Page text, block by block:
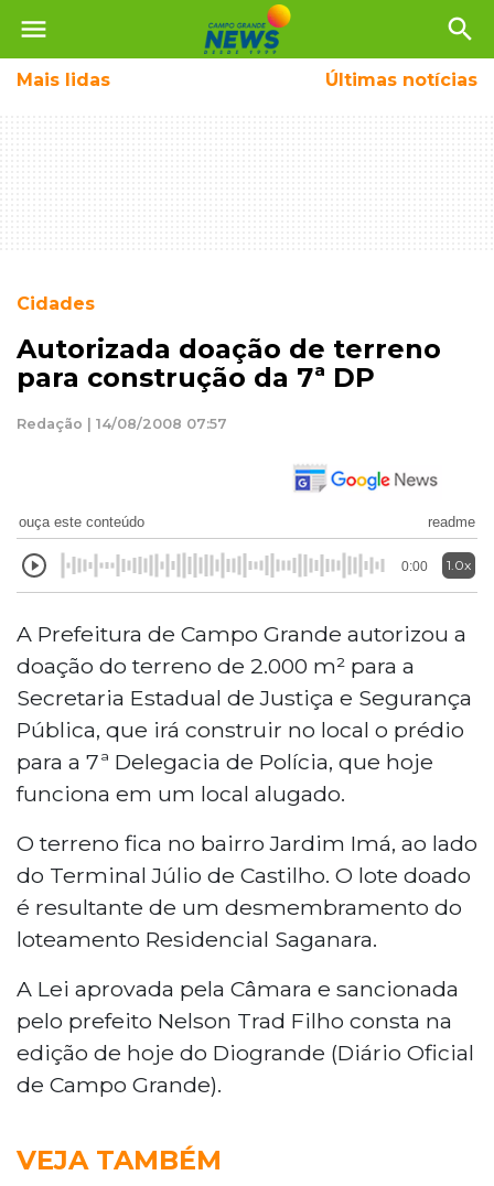
menu search
Mais lidas Últimas notícias
Cidades
Autorizada doação de terreno
para construção da 7ª DP
Redação | 14/08/2008 07:57
ouça este conteúdo readme
0:00 1.0x
A Prefeitura de Campo Grande autorizou a
doação do terreno de 2.000 m² para a
Secretaria Estadual de Justiça e Segurança
Pública, que irá construir no local o prédio
para a 7ª Delegacia de Polícia, que hoje
funciona em um local alugado.
O terreno fica no bairro Jardim Imá, ao lado
do Terminal Júlio de Castilho. O lote doado
é resultante de um desmembramento do
loteamento Residencial Saganara.
A Lei aprovada pela Câmara e sancionada
pelo prefeito Nelson Trad Filho consta na
edição de hoje do Diogrande (Diário Oficial
de Campo Grande).
VEJA TAMBÉM